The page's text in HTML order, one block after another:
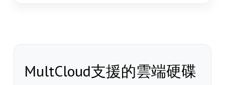
MultCloud支援的雲端硬碟